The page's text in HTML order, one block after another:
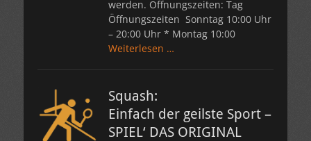
werden. Öffnungszeiten: Tag
Öffnungszeiten Sonntag 10:00 Uhr
– 20:00 Uhr * Montag 10:00
Weiterlesen …
Squash:
Einfach der geilste Sport –
SPIEL‘ DAS ORIGINAL